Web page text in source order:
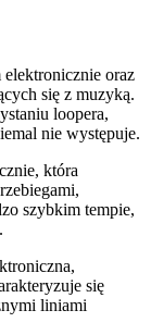
oraz
się z muzyką.
loopera,
nie występuje.
która
szybkim tempie,
się
liniami